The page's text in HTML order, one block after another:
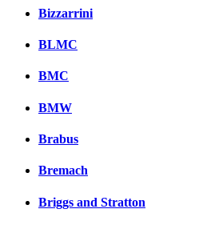
Bizzarrini
BLMC
BMC
BMW
Brabus
Bremach
Briggs and Stratton